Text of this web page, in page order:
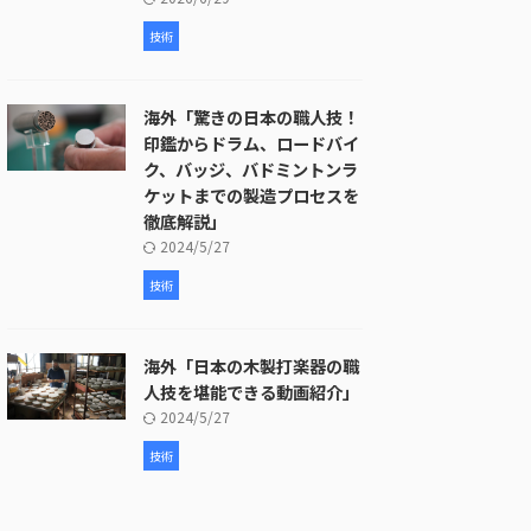
技術
海外「驚きの日本の職人技！
印鑑からドラム、ロードバイ
ク、バッジ、バドミントンラ
ケットまでの製造プロセスを
徹底解説」
2024/5/27
技術
海外「日本の木製打楽器の職
人技を堪能できる動画紹介」
2024/5/27
技術